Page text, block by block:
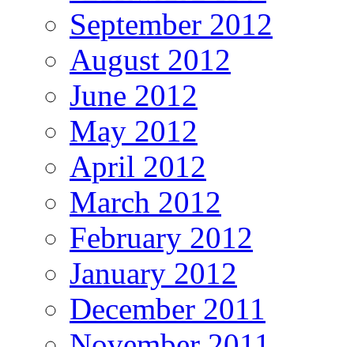
September 2012
August 2012
June 2012
May 2012
April 2012
March 2012
February 2012
January 2012
December 2011